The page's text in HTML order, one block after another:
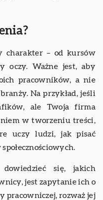
charakter – od kursów
oczy. Ważne jest, aby
pracowników, a nie
Na przykład, jeśli
ale Twoja firma
w tworzeniu treści,
uczy ludzi, jak pisać
dowiedzieć się, jakich
jest zapytanie ich o
pracowniczej, rozważ jej